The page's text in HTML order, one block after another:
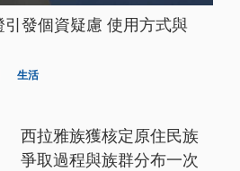
發個資疑慮 使用方式與
生活
西拉雅族獲核定原住民族
爭取過程與族群分布一次